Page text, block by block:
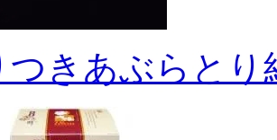
つきあぶらとり